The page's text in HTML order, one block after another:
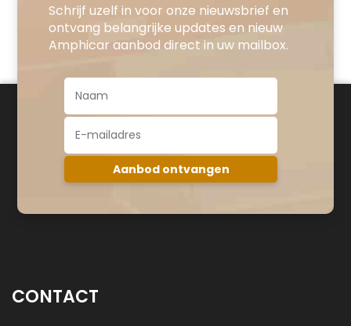
Schrijf uzelf in voor onze nieuwsbrief en
ontvang belangrijke updates en nieuw
Amphicar aanbod direct in uw mailbox.
CONTACT